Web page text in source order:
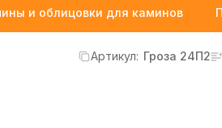
и облицовки для каминов
Артикул: Гроза 24П2